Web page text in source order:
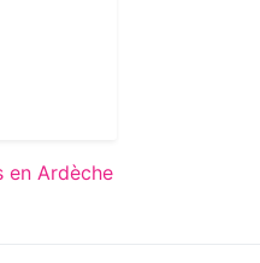
en Ardèche